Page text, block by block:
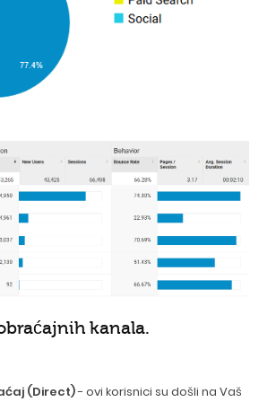
kanala.
(Direct)- ovi korisnici su došli na Vaš